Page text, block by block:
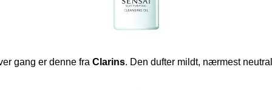
gang er denne fra Clarins. Den dufter mildt, nærmest